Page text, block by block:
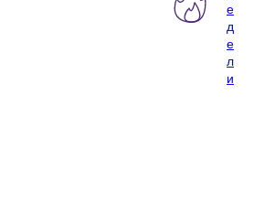
е
д
е
л
и